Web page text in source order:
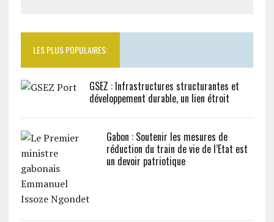
LES PLUS POPULAIRES:
GSEZ : Infrastructures structurantes et
développement durable, un lien étroit
Gabon : Soutenir les mesures de
réduction du train de vie de l’Etat est
un devoir patriotique